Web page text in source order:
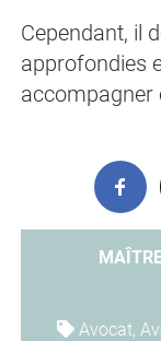
Cependant, il
approfondies
accompagner
Avocat,